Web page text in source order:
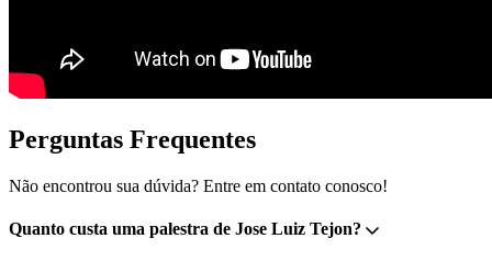
Perguntas Frequentes
Não encontrou sua dúvida? Entre em contato conosco!
Quanto custa uma palestra de Jose Luiz Tejon?